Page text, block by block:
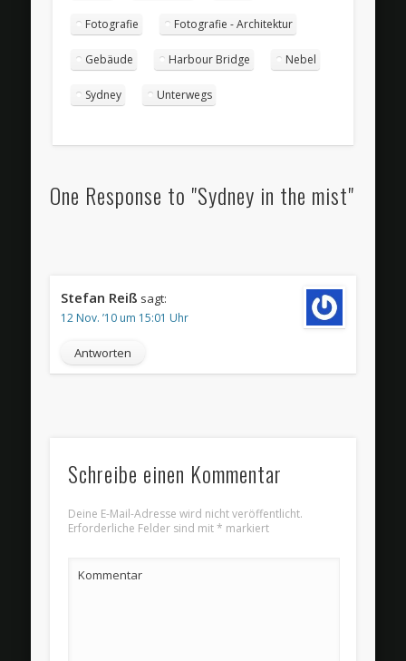
Fotografie Fotografie - Architektur
Gebäude Harbour Bridge Nebel
Sydney Unterwegs
One Response to "Sydney in the mist"
Stefan Reiß sagt:
12 Nov. ’10 um 15:01 Uhr
Antworten
Schreibe einen Kommentar
Deine E-Mail-Adresse wird nicht veröffentlicht.
Erforderliche Felder sind mit* markiert
Kommentar